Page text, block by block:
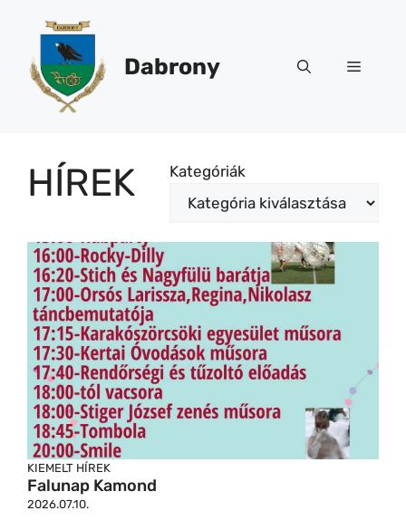
tartalomba
Dabrony Menü
HÍREK Kategóriák
KIEMELT HÍREK
Falunap Kamond
2026.07.10.